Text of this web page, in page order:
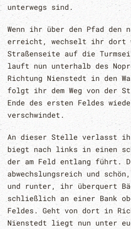
unterwegs sind.
Wenn ihr über den Pfad den
erreicht, wechselt ihr dort
Straßenseite auf die
lauft nun unterhalb des
Richtung Nienstedt in den
folgt ihr dem Weg von der
Ende des ersten Feldes
verschwindet.
An dieser Stelle verlasst ihr
biegt nach links in einen
der am Feld entlang führt.
abwechslungsreich und
und runter, ihr überquert
schließlich an einer Bank
Feldes. Geht von dort in
Nienstedt liegt nun unter